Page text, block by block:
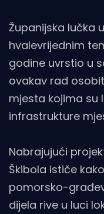
Županijska lučka
hvalevrijednim
godine uvrstio u
ovakav rad
mjesta kojima su
infrastrukture
Nabrajujući
Škibola ističe
pomorsko-
dijela rive u luci